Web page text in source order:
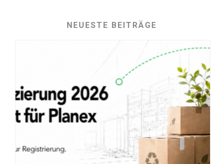
NEUESTE BEITRÄGE